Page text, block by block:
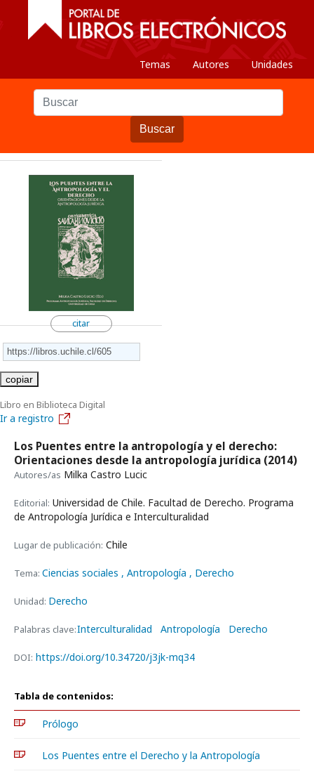
Temas Autores Unidades
Buscar
citar
copiar
Libro en Biblioteca Digital
Ir a registro
Los Puentes entre la antropología y el derecho:
Orientaciones desde la antropología jurídica (2014)
Autores/as Milka Castro Lucic
Editorial: Universidad de Chile. Facultad de Derecho. Programa
de Antropología Jurídica e Interculturalidad
Lugar de publicación: Chile
Tema: Ciencias sociales , Antropología , Derecho
Unidad: Derecho
Palabras clave:Interculturalidad Antropología Derecho
DOI: https://doi.org/10.34720/j3jk-mq34
Tabla de contenidos:
Prólogo
Los Puentes entre el Derecho y la Antropología